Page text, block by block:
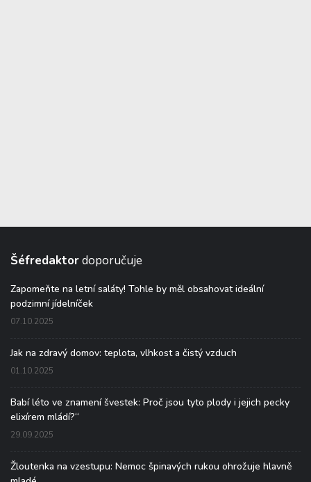
Šéfredaktordoporučuje
Zapomeňte na letní saláty! Tohle by měl obsahovat ideální
podzimní jídelníček
07.10.2025
Jak na zdravý domov: teplota, vlhkost a čistý vzduch
01.10.2025
Babí léto ve znamení švestek: Proč jsou tyto plody i jejich pecky
elixírem mládí?“
29.09.2025
Žloutenka na vzestupu: Nemoc špinavých rukou ohrožuje hlavně